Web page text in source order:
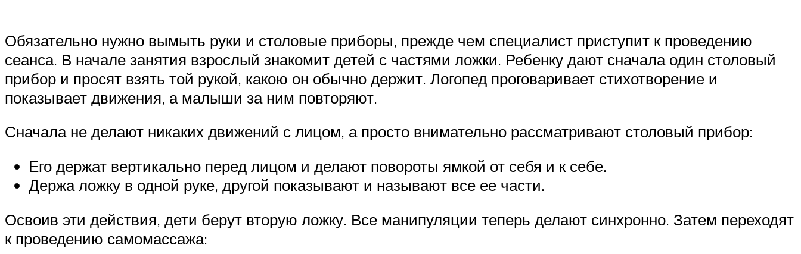
Обязательно нужно вымыть руки и столовые приборы, прежде чем специалист приступит к проведению
сеанса. В начале занятия взрослый знакомит детей с частями ложки. Ребенку дают сначала один столовый
прибор и просят взять той рукой, какою он обычно держит. Логопед проговаривает стихотворение и
показывает движения, а малыши за ним повторяют.
Сначала не делают никаких движений с лицом, а просто внимательно рассматривают столовый прибор:
Его держат вертикально перед лицом и делают повороты ямкой от себя и к себе.
Держа ложку в одной руке, другой показывают и называют все ее части.
Освоив эти действия, дети берут вторую ложку. Все манипуляции теперь делают синхронно. Затем переходят
к проведению самомассажа: